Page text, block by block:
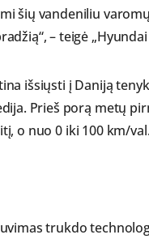
šių vandeniliu
– teigė
išsiųsti į Daniją
Prieš porą metų
o nuo 0 iki 100 km/
trukdo